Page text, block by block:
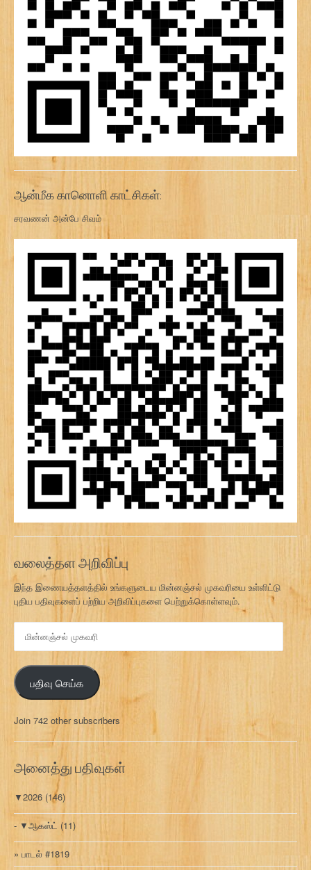
ஆன்மீக கானொளி காட்சிகள்:
சரவணன் அன்பே சிவம்
வலைத்தள அறிவிப்பு
இந்த இணையத்தளத்தில் உங்களுடைய மின்னஞ்சல் முகவரியை உள்ளிட்டு
புதிய பதிவுகளைப் பற்றிய அறிவிப்புகளை பெற்றுக்கொள்ளவும்.
ன
ஞ்
ச
ல்
க
வ
பதிவு செய்க
Join 742 other subscribers
அனைத்து பதிவுகள்
▼2026 (146)
▼ஆகஸ்ட் (11)
பாடல் #1819